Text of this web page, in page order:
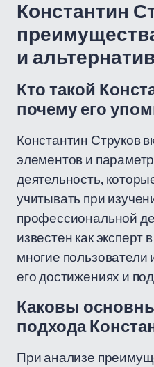
Константин
и
Кто такой
почему его
Константин Струков
элементов и
деятельность,
учитывать при
профессиональной
известен как эксперт
многие
его достижениях и
Каковы
подхода
При анализе